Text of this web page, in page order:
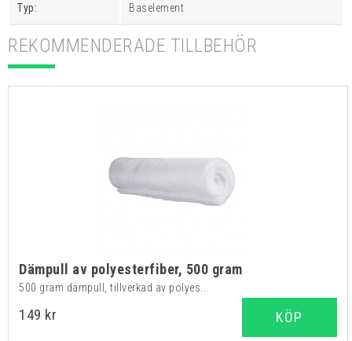
Typ: Baselement
REKOMMENDERADE TILLBEHÖR
Dämpull av polyesterfiber, 500 gram
500 gram dämpull, tillverkad av polyes...
149 kr KÖP